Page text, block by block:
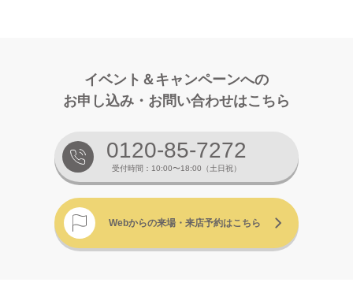
イベント＆キャンペーンへの
お申し込み・お問い合わせはこちら
0120-85-7272
受付時間：10:00〜18:00（土日祝）
Webからの来場・来店予約はこちら